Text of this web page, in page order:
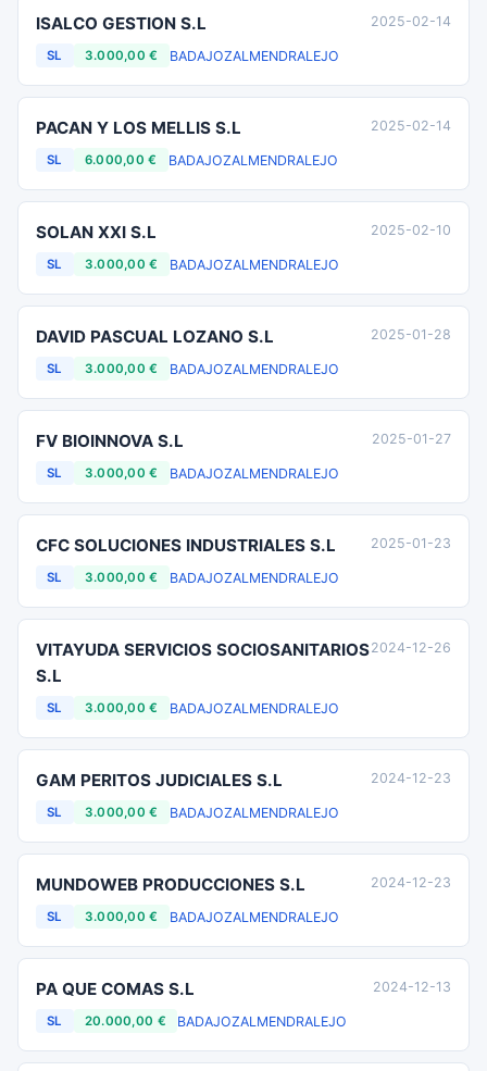
ISALCO GESTION S.L
SL 3.000,00 € BADAJOZALMENDRALEJO
2025-02-14
PACAN Y LOS MELLIS S.L
SL 6.000,00 € BADAJOZALMENDRALEJO
2025-02-14
SOLAN XXI S.L
SL 3.000,00 € BADAJOZALMENDRALEJO
2025-02-10
DAVID PASCUAL LOZANO S.L
SL 3.000,00 € BADAJOZALMENDRALEJO
2025-01-28
FV BIOINNOVA S.L
SL 3.000,00 € BADAJOZALMENDRALEJO
2025-01-27
CFC SOLUCIONES INDUSTRIALES S.L
SL 3.000,00 € BADAJOZALMENDRALEJO
2025-01-23
VITAYUDA SERVICIOS SOCIOSANITARIOS
S.L
SL 3.000,00 € BADAJOZALMENDRALEJO
2024-12-26
GAM PERITOS JUDICIALES S.L
SL 3.000,00 € BADAJOZALMENDRALEJO
2024-12-23
MUNDOWEB PRODUCCIONES S.L
SL 3.000,00 € BADAJOZALMENDRALEJO
2024-12-23
PA QUE COMAS S.L
SL 20.000,00 € BADAJOZALMENDRALEJO
2024-12-13